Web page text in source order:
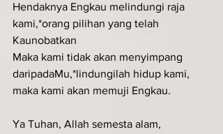
Hendaknya Engkau melindungi raja
kami,*orang pilihan yang telah
Kaunobatkan
Maka kami tidak akan menyimpang
daripadaMu,*lindungilah hidup kami,
maka kami akan memuji Engkau.
Ya Tuhan, Allah semesta alam,